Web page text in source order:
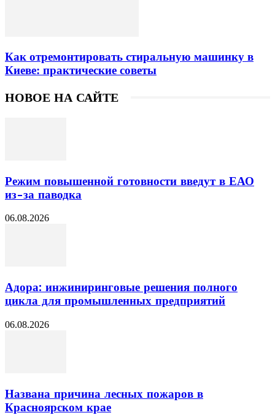
Как отремонтировать стиральную машинку в
Киеве: практические советы
НОВОЕ НА САЙТЕ
Режим повышенной готовности введут в ЕАО
из-за паводка
06.08.2026
Адора: инжиниринговые решения полного
цикла для промышленных предприятий
06.08.2026
Названа причина лесных пожаров в
Красноярском крае